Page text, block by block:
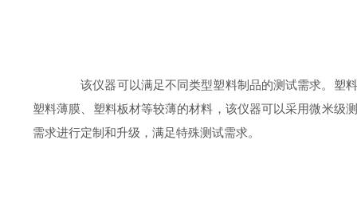
该仪器可以满足不同类型塑料制品的测试需求。塑料
塑料薄膜、塑料板材等较薄的材料，该仪器可以采用微米级
需求进行定制和升级，满足特殊测试需求。